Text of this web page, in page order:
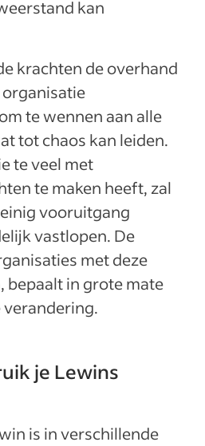
kan
krachten de overhand
te wennen aan alle
tot chaos kan leiden.
te veel met
te maken heeft, zal
vooruitgang
vastlopen. De
met deze
bepaalt in grote mate
verandering.
je Lewins
is in verschillende